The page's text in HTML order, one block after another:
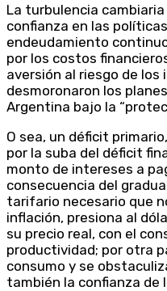
La turbulencia
confianza en las
endeudamiento
por los costos
aversión al riesgo de
desmoronaron los
Argentina bajo la
O sea, un déficit
por la suba del déficit
monto de intereses a
consecuencia del
tarifario necesario que
inflación, presiona al
su precio real, con el
productividad; por otra
consumo y se
también la confianza de